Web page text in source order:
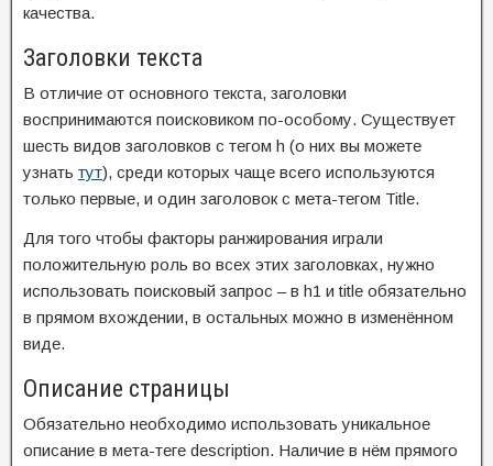
качества.
Заголовки текста
В отличие от основного текста, заголовки
воспринимаются поисковиком по-особому. Существует
шесть видов заголовков с тегом h (о них вы можете
узнать тут), среди которых чаще всего используются
только первые, и один заголовок с мета-тегом Title.
Для того чтобы факторы ранжирования играли
положительную роль во всех этих заголовках, нужно
использовать поисковый запрос – в h1 и title обязательно
в прямом вхождении, в остальных можно в изменённом
виде.
Описание страницы
Обязательно необходимо использовать уникальное
описание в мета-теге description. Наличие в нём прямого